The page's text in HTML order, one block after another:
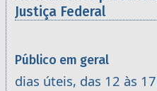
Justiça Federal
Público em geral
dias úteis, das 12 às